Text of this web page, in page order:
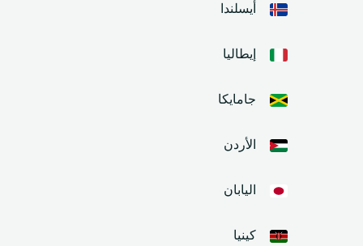
أيسلندا
إيطاليا
جامايكا
الأردن
اليابان
كينيا